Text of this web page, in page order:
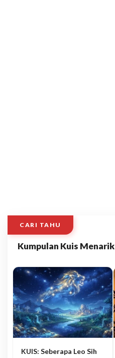
CARI TAHU
Kumpulan Kuis Menarik
KUIS: Seberapa Leo Sih